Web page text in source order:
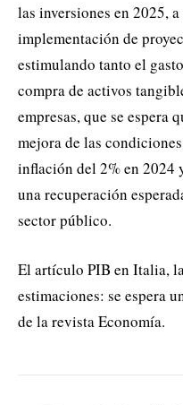
las inversiones en 2025,
implementación de
estimulando tanto el
compra de activos
empresas, que se espera
mejora de las
inflación del 2% en 2024
una recuperación
sector público.
El artículo PIB en Italia,
estimaciones: se espera
de la revista Economía.